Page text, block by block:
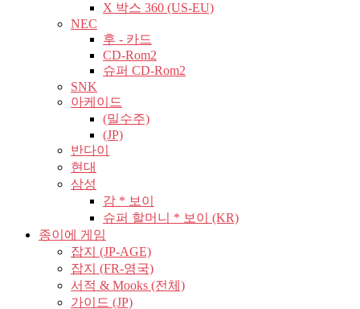
X 박스 360 (US-EU)
NEC
후 - 카드
CD-Rom2
슈퍼 CD-Rom2
SNK
아케이드
(밀수주)
(JP)
반다이
현대
삼성
감 * 보이
슈퍼 할머니 * 보이 (KR)
종이에 게임
잡지 (JP-AGE)
잡지 (FR-영국)
서적 & Mooks (전체)
가이드 (JP)